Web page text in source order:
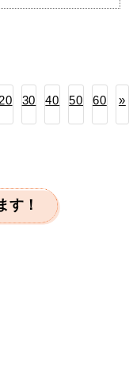
20 30 40 50 60 »
す！